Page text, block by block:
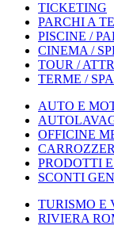
TICKETING
PARCHI A
PISCINE /
CINEMA /
TOUR /
TERME / SPA
AUTO E
OFFICINE
PRODOTTI
SCONTI
TURISMO E
RIVIERA